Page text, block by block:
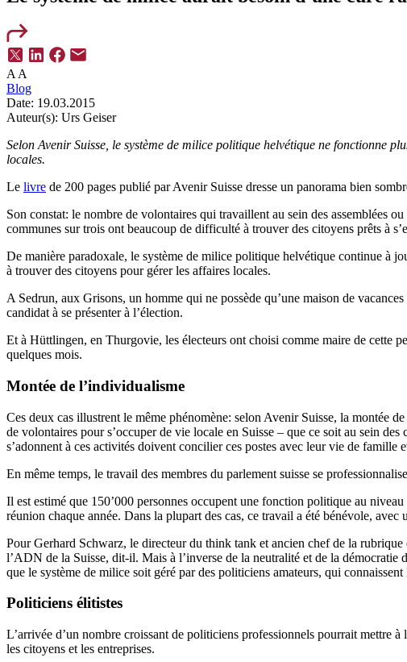
A A
Blog
Date: 19.03.2015
Auteur(s): Urs Geiser
Selon Avenir Suisse, le système de milice politique helvétique ne fonctionne
locales.
Le livre de 200 pages publié par Avenir Suisse dresse un panorama bien
Son constat: le nombre de volontaires qui travaillent au sein des assemblées
communes sur trois ont beaucoup de difficulté à trouver des citoyens prêts à
De manière paradoxale, le système de milice politique helvétique continue à
à trouver des citoyens pour gérer les affaires locales.
A Sedrun, aux Grisons, un homme qui ne possède qu’une maison de
candidat à se présenter à l’élection.
Et à Hüttlingen, en Thurgovie, les électeurs ont choisi comme maire de cette
quelques mois.
Montée de l’individualisme
Ces deux cas illustrent le même phénomène: selon Avenir Suisse, la montée
de volontaires pour s’occuper de vie locale en Suisse – que ce soit au sein
s’adonnent à ces activités doivent concilier ces postes avec leur vie de famille
En même temps, le travail des membres du parlement suisse se
Il est estimé que 150’000 personnes occupent une fonction politique au
réunion chaque année. Dans la plupart des cas, ce travail a été bénévole,
Pour Gerhard Schwarz, le directeur du think tank et ancien chef de la
l’ADN de la Suisse, dit-il. Mais à l’inverse de la neutralité et de la démocratie
que le système de milice soit géré par des politiciens amateurs, qui
Politiciens élitistes
L’arrivée d’un nombre croissant de politiciens professionnels pourrait mettre
les citoyens et les entreprises.